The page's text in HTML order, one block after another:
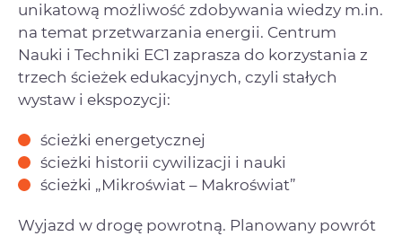
unikatową możliwość zdobywania wiedzy m.in.
na temat przetwarzania energii. Centrum
Nauki i Techniki EC1 zaprasza do korzystania z
trzech ścieżek edukacyjnych, czyli stałych
wystaw i ekspozycji:
ścieżki energetycznej
ścieżki historii cywilizacji i nauki
ścieżki „Mikroświat – Makroświat”
Wyjazd w drogę powrotną. Planowany powrót